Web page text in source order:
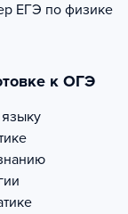
ЕГЭ по физике
к ОГЭ